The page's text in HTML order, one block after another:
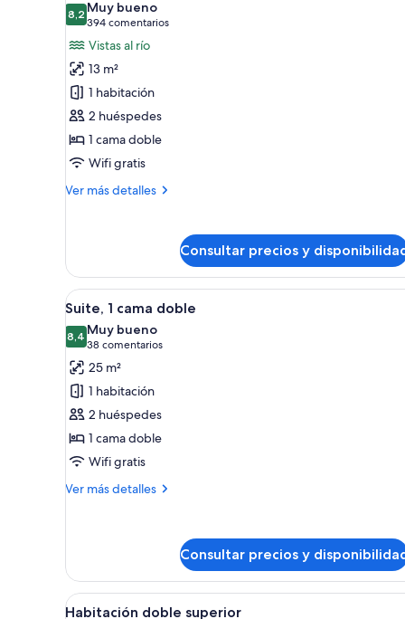
las
fotos
de
Habitación
estándar
doble
8,28,2 de 10
Muy bueno
394 comentarios
(394 comentarios)
Vistas al río
13 m²
1 habitación
2 huéspedes
1 cama doble
Wifi gratis
Ver más detalles
Más
doble
Consultar precios y
Abrir
todas
las
fotos
de
Suite,
1
cama
doble
Suite, 1 cama doble | Ropa
11
Suite, 1 cama doble
8,48,4 de 10
Muy bueno
38 comentarios
(38 comentarios)
25 m²
1 habitación
2 huéspedes
1 cama doble
Wifi gratis
Ver más detalles
Más
cama
doble
Consultar precios y
Abrir
Una habitación de hotel
4
Habitación doble superior